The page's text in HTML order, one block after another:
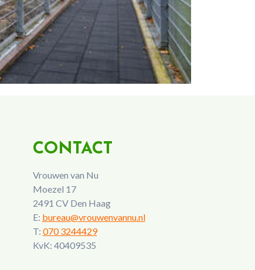
CONTACT
Vrouwen van Nu
Moezel 17
2491 CV Den Haag
E: bureau@vrouwenvannu.nl
T: 070 3244429
KvK: 40409535